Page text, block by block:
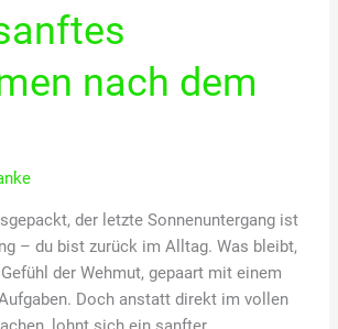
nach dem
der letzte Sonnenuntergang ist
– du bist zurück im Alltag. Was bleibt,
der Wehmut, gepaart mit einem
Doch anstatt direkt im vollen